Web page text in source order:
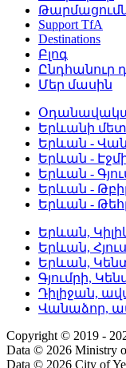
Support TfA
Destinations
Բլոգ
Ընդհանուր
Մեր մասին
Երևանի
Երևան -
Երևան -
Երևան -
Երևան -
Երևան -
Երևան,
Երևան,
Երևան,
Գյումրի,
Դիլիջան,
Վանաձոր,
Copyright © 2019 -
Data © 2026 Ministry
Data © 2026 City of